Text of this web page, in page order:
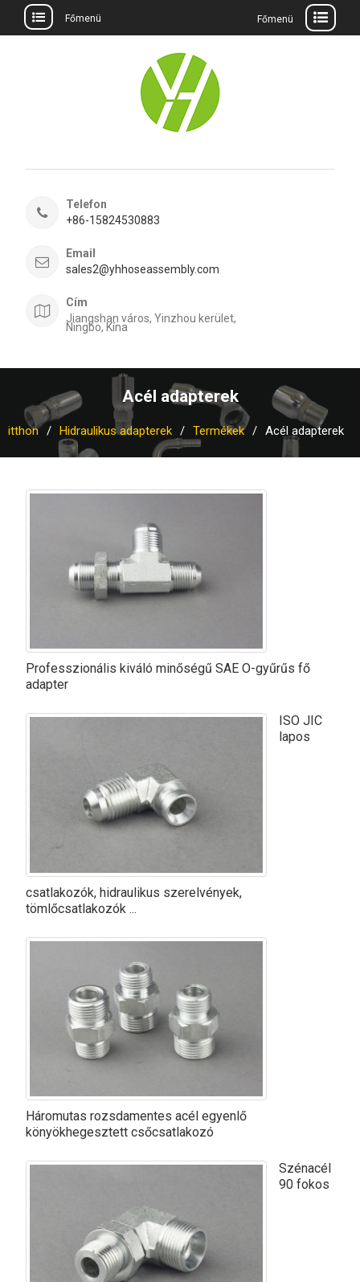
Főmenü Főmenü
Telefon
+86-15824530883
Email
sales2@yhhoseassembly.com
Cím
Jiangshan város, Yinzhou kerület,
Ningbo, Kína
Acél adapterek
itthon Hidraulikus adapterek Termékek Acél adapterek
Professzionális kiváló minőségű SAE O-gyűrűs fő
adapter
ISO JIC
lapos
csatlakozók, hidraulikus szerelvények,
tömlőcsatlakozók ...
Háromutas rozsdamentes acél egyenlő
könyökhegesztett csőcsatlakozó
Szénacél
90 fokos